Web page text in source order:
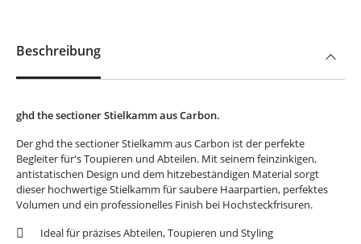
Beschreibung
ghd the sectioner Stielkamm aus Carbon.
Der ghd the sectioner Stielkamm aus Carbon ist der perfekte
Begleiter für's Toupieren und Abteilen. Mit seinem feinzinkigen,
antistatischen Design und dem hitzebeständigen Material sorgt
dieser hochwertige Stielkamm für saubere Haarpartien, perfektes
Volumen und ein professionelles Finish bei Hochsteckfrisuren.
Ideal für präzises Abteilen, Toupieren und Styling